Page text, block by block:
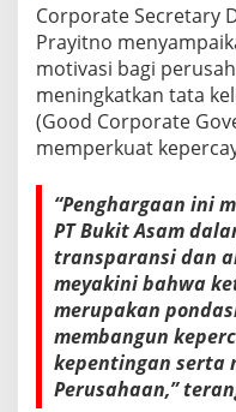
Corporate Secretary
Prayitno
motivasi bagi
meningkatkan tata
(Good Corporate
memperkuat
“Penghargaan ini
PT Bukit Asam
transparansi dan
meyakini bahwa
merupakan
membangun
kepentingan serta
Perusahaan,”